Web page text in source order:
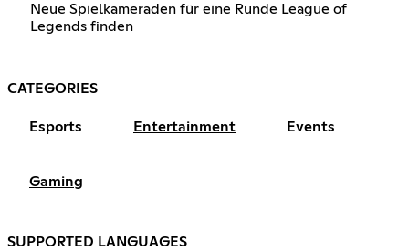
Neue Spielkameraden für eine Runde League of
Legends finden
CATEGORIES
Esports Entertainment Events
Gaming
SUPPORTED LANGUAGES